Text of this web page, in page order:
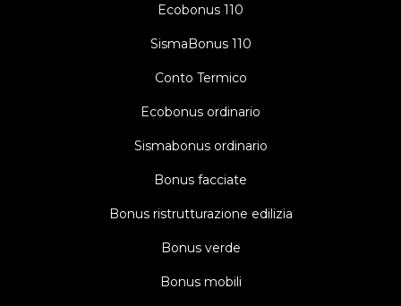
Ecobonus 110
SismaBonus 110
Conto Termico
Ecobonus ordinario
Sismabonus ordinario
Bonus facciate
Bonus ristrutturazione edilizia
Bonus verde
Bonus mobili